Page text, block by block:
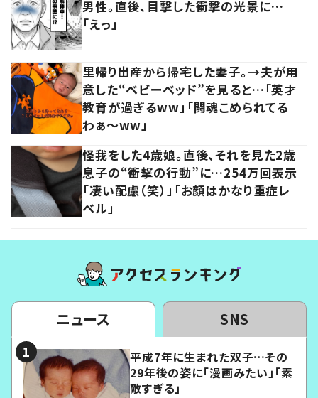
男性。直後、目撃した衝撃の光景に…
「えっ」
里帰り出産から帰宅した妻子。→夫が用
意した“ベビーベッド”を見ると…「英才
教育が過ぎるww」「闘魂こめられてる
わぁ～ww」
怪我をした4歳娘。直後、それを見た2歳
息子の“衝撃の行動”に…254万回表示
「凄い配慮（笑）」「お顔はかなり重症レ
ベル」
ニュース SNS
平成7年に生まれた双子…その
29年後の姿に「漫画みたい」「素
敵すぎる」